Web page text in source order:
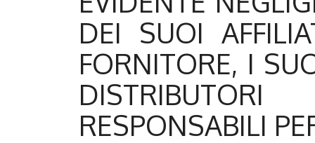
DEI SUOI
FORNITORE, I
RESPONSABILI